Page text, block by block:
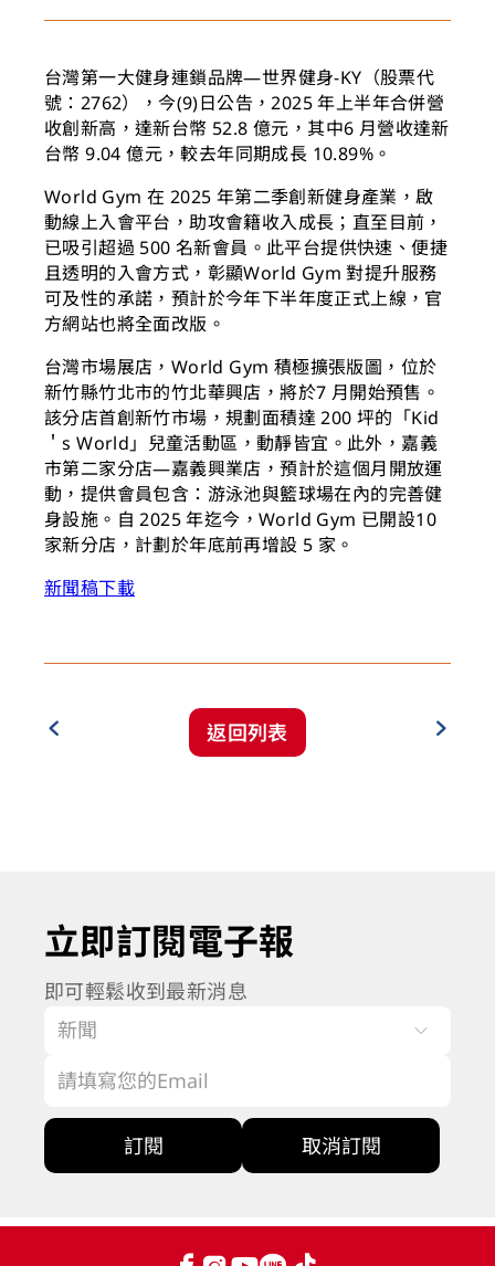
台灣第一大健身連鎖品牌—世界健身-KY（股票代
號：2762），今(9)日公告，2025 年上半年合併營
收創新高，達新台幣 52.8 億元，其中6 月營收達新
台幣 9.04 億元，較去年同期成長 10.89%。
World Gym 在 2025 年第二季創新健身產業，啟
動線上入會平台，助攻會籍收入成長；直至目前，
已吸引超過 500 名新會員。此平台提供快速、便捷
且透明的入會方式，彰顯World Gym 對提升服務
可及性的承諾，預計於今年下半年度正式上線，官
方網站也將全面改版。
台灣市場展店，World Gym 積極擴張版圖，位於
新竹縣竹北市的竹北華興店，將於7 月開始預售。
該分店首創新竹市場，規劃面積達 200 坪的「Kid
＇s World」兒童活動區，動靜皆宜。此外，嘉義
市第二家分店—嘉義興業店，預計於這個月開放運
動，提供會員包含：游泳池與籃球場在內的完善健
身設施。自 2025 年迄今，World Gym 已開設10
家新分店，計劃於年底前再增設 5 家。
新聞稿下載
返回列表
立即訂閱電子報
即可輕鬆收到最新消息
訂閱 取消訂閱